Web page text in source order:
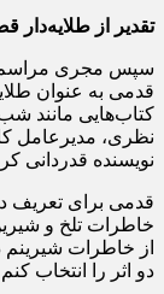
تقدیر از
سپس مجری مراسم
قدمی به عنوان
کتاب‌هایی مانند
نظری، مدیرعامل
نویسنده قدردانی
قدمی برای
خاطرات تلخ و
از خاطرات شیرینم
دو اثر را انتخاب